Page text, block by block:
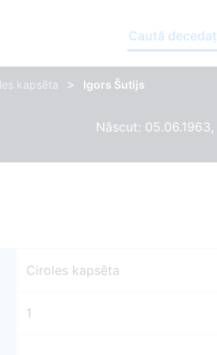
Caută
kapsēta > Igors Šutijs
Născut:
Ciroles kapsēta
1